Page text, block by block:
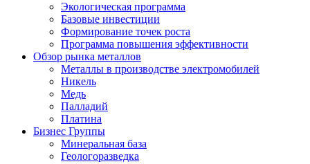
Экологическая программа
Базовые инвестиции
Формирование точек роста
Программа повышения эффективности
Обзор рынка металлов
Металлы в производстве электромобилей
Никель
Медь
Палладий
Платина
Бизнес Группы
Минеральная база
Геологоразведка